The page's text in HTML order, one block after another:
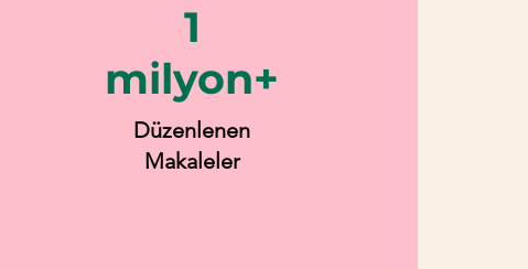
1
milyon+
Düzenlenen
Makaleler